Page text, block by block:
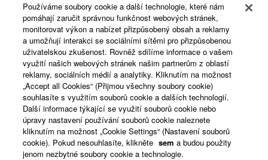
O Yamaze
Česká republika a Slovensko - Czech
Business
Používáme soubory cookie a další technologie, které nám
pomáhají zaručit správnou funkčnost webových stránek,
monitorovat výkon a nabízet přizpůsobený obsah a reklamy
a umožňují interakci se sociálními sítěmi pro přizpůsobenou
uživatelskou zkušenost. Rovněž sdílíme informace o vašem
využití našich webových stránek našim partnerům z oblastí
reklamy, sociálních médií a analytiky. Kliknutím na možnost
„Accept all Cookies“ (Přijmou všechny soubory cookie)
souhlasíte s využitím souborů cookie a dalších technologií.
Další informace týkající se využití souborů cookie nebo
úpravy nastavení používání souborů cookie naleznete
kliknutím na možnost „Cookie Settings“ (Nastavení souborů
cookie). Pokud nesouhlasíte, klikněte sem a budou použity
jenom nezbytné soubory cookie a technologie.